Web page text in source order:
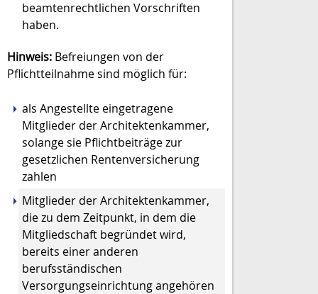
beamtenrechtlichen Vorschriften
haben.
Hinweis: Befreiungen von der
Pflichtteilnahme sind möglich für:
als Angestellte eingetragene
Mitglieder der Architektenkammer,
solange sie Pflichtbeiträge zur
gesetzlichen Rentenversicherung
zahlen
Mitglieder der Architektenkammer,
die zu dem Zeitpunkt, in dem die
Mitgliedschaft begründet wird,
bereits einer anderen
berufsständischen
Versorgungseinrichtung angehören